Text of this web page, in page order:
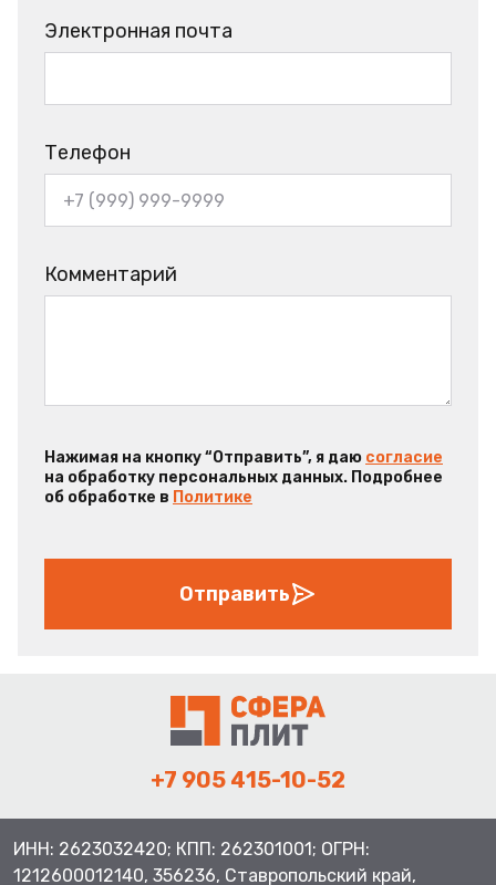
Электронная почта
Телефон
Комментарий
Нажимая на кнопку “Отправить”, я даю согласие
на обработку персональных данных. Подробнее
об обработке в Политике
Отправить
+7 905 415-10-52
ИНН: 2623032420; КПП: 262301001; ОГРН:
1212600012140, 356236, Ставропольский край,